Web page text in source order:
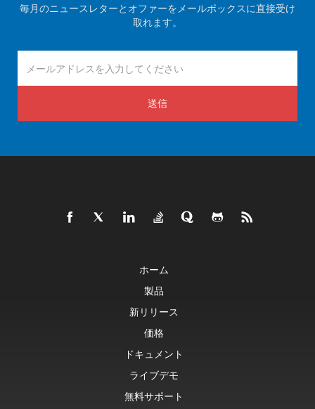
毎月のニュースレターとオファーをメールボックスに直接受け
取れます。
送信
ホーム
製品
新リリース
価格
ドキュメント
ライブデモ
無料サポート